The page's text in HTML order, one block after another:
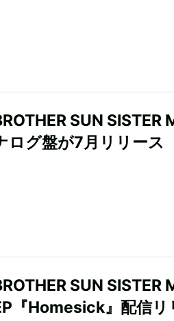
SUN
ログ盤が7月リリース
SUN SISTER
『Homesick』配信リ